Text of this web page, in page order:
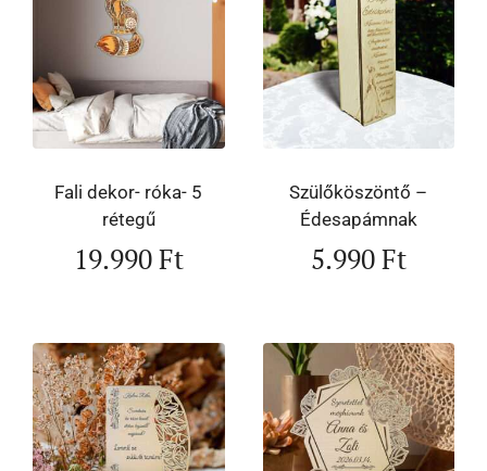
Fali dekor- róka- 5
rétegű
19.990Ft
Szülőköszöntő –
Édesapámnak
5.990Ft